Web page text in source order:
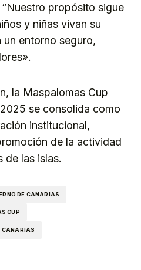
propósito sigue
y niñas vivan su
entorno seguro,
la Maspalomas Cup
se consolida como
institucional,
de la actividad
de las islas.
DE CANARIAS
CUP
CANARIAS